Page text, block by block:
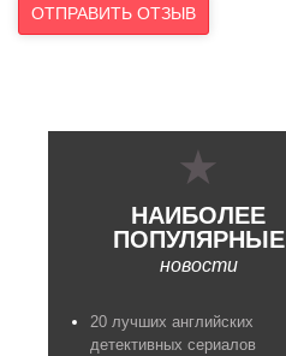
НАИБОЛЕЕ
ПОПУЛЯРНЫЕ
новости
20 лучших английских
детективных сериалов